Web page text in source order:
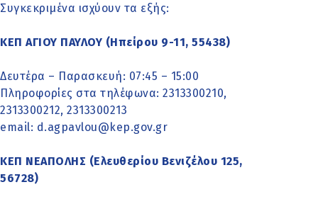
Συγκεκριμένα ισχύουν τα εξής:
ΚΕΠ ΑΓΙΟΥ ΠΑΥΛΟΥ (Ηπείρου 9-11, 55438)
Δευτέρα – Παρασκευή: 07:45 – 15:00
Πληροφορίες στα τηλέφωνα: 2313300210,
2313300212, 2313300213
email: d.agpavlou@kep.gov.gr
ΚΕΠ ΝΕΑΠΟΛΗΣ (Ελευθερίου Βενιζέλου 125,
56728)